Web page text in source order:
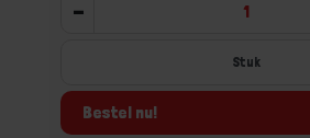
-
Stuk
Bestel nu!